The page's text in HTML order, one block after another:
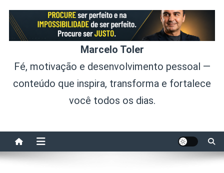
content
Marcelo Toler
Fé, motivação e desenvolvimento pessoal —
conteúdo que inspira, transforma e fortalece
você todos os dias.